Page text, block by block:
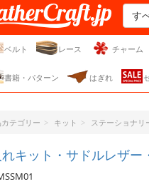
フト・ドット・
す
ベルト レース チャーム
書籍・パターン はぎれ
テゴリー キット ステーショナリ
キット・サドルレザ